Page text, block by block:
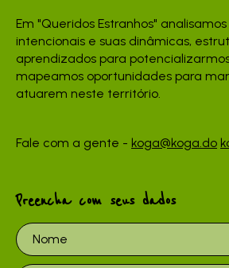
Em "Queridos Estranhos"
intencionais e suas dinâmicas,
aprendizados para
mapeamos oportunidades para
atuarem neste território.
Fale com a gente - koga@koga.do
Preencha com seus dados